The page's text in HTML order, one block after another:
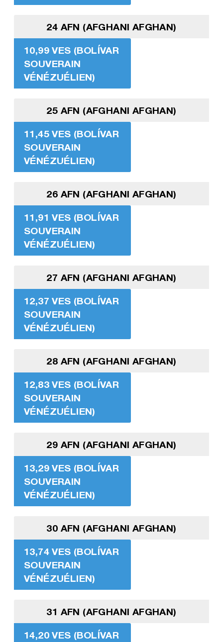
24 AFN (AFGHANI AFGHAN)
10,99 VES (BOLÍVAR
SOUVERAIN
VÉNÉZUÉLIEN)
25 AFN (AFGHANI AFGHAN)
11,45 VES (BOLÍVAR
SOUVERAIN
VÉNÉZUÉLIEN)
26 AFN (AFGHANI AFGHAN)
11,91 VES (BOLÍVAR
SOUVERAIN
VÉNÉZUÉLIEN)
27 AFN (AFGHANI AFGHAN)
12,37 VES (BOLÍVAR
SOUVERAIN
VÉNÉZUÉLIEN)
28 AFN (AFGHANI AFGHAN)
12,83 VES (BOLÍVAR
SOUVERAIN
VÉNÉZUÉLIEN)
29 AFN (AFGHANI AFGHAN)
13,29 VES (BOLÍVAR
SOUVERAIN
VÉNÉZUÉLIEN)
30 AFN (AFGHANI AFGHAN)
13,74 VES (BOLÍVAR
SOUVERAIN
VÉNÉZUÉLIEN)
31 AFN (AFGHANI AFGHAN)
14,20 VES (BOLÍVAR